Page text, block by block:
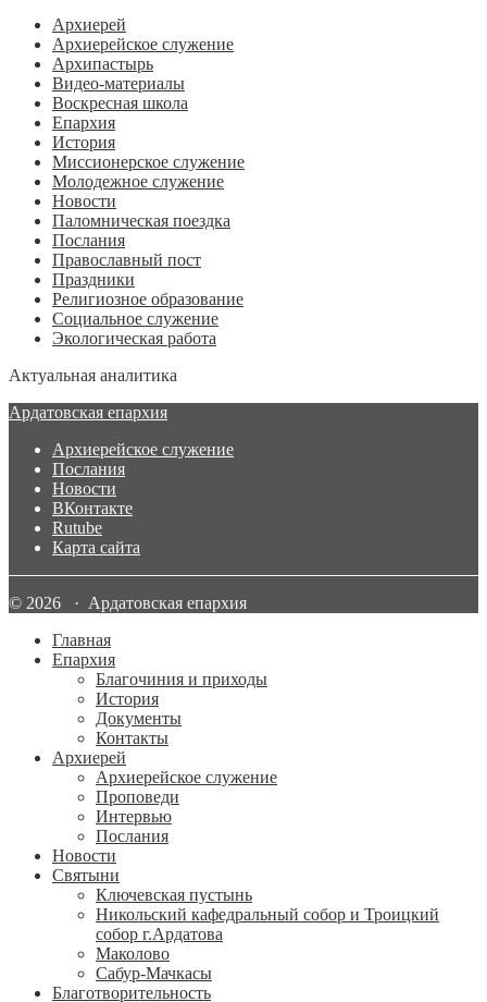
Архиерей
Архиерейское служение
Архипастырь
Видео-материалы
Воскресная школа
Епархия
История
Миссионерское служение
Молодежное служение
Новости
Паломническая поездка
Послания
Православный пост
Праздники
Религиозное образование
Социальное служение
Экологическая работа
Актуальная аналитика
Ардатовская епархия
Архиерейское служение
Послания
Новости
ВКонтакте
Rutube
Карта сайта
© 2026 · Ардатовская епархия
Главная
Епархия
Благочиния и приходы
История
Документы
Контакты
Архиерей
Архиерейское служение
Проповеди
Интервью
Послания
Новости
Святыни
Ключевская пустынь
Никольский кафедральный собор и Троицкий
собор г.Ардатова
Маколово
Сабур-Мачкасы
Благотворительность